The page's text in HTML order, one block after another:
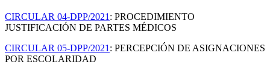
CIRCULAR 04-DPP/2021 : PROCEDIMIENTO
JUSTIFICACIÓN DE PARTES MÉDICOS
CIRCULAR 05-DPP/2021 : PERCEPCIÓN DE ASIGNACIONES
POR ESCOLARIDAD